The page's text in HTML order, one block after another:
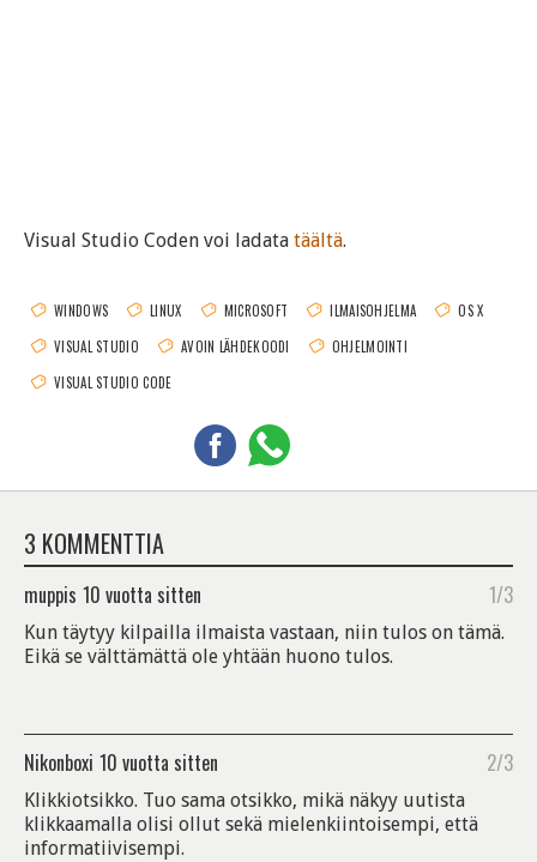
Visual Studio Coden voi ladata täältä.
WINDOWS LINUX MICROSOFT ILMAISOHJELMA
OS X
VISUAL STUDIO
AVOIN LÄHDEKOODI
OHJELMOINTI
VISUAL STUDIO CODE
3 KOMMENTTIA
muppis 10 vuotta sitten 1/3
Kun täytyy kilpailla ilmaista vastaan, niin tulos on tämä.
Eikä se välttämättä ole yhtään huono tulos.
Nikonboxi 10 vuotta sitten 2/3
Klikkiotsikko. Tuo sama otsikko, mikä näkyy uutista
klikkaamalla olisi ollut sekä mielenkiintoisempi, että
informatiivisempi.